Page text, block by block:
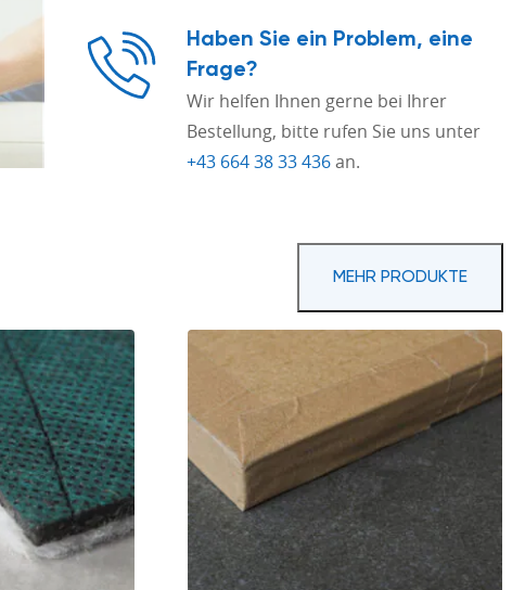
Haben Sie ein Problem, eine
Frage?
Wir helfen Ihnen gerne bei Ihrer
Bestellung, bitte rufen Sie uns unter
+43 664 38 33 436an.
MEHR PRODUKTE